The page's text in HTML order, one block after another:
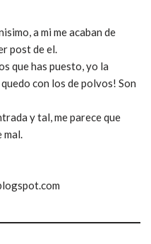
a mi me acaban de
post de el.
que has puesto, yo la
con los de polvos! Son
y tal, me parece que
mal.